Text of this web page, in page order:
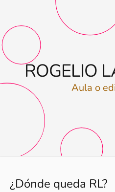
ROGELIO
Aula o
¿Dónde queda RL?